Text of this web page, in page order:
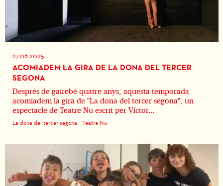
27.06.2025
ACOMIADEM LA GIRA DE LA DONA DEL TERCER
SEGONA
Després de gairebé quatre anys, aquesta temporada
acomiadem la gira de "La dona del tercer segona", un
espectacle de Teatre Nu escrit per Víctor...
La dona del tercer segona Teatre Nu